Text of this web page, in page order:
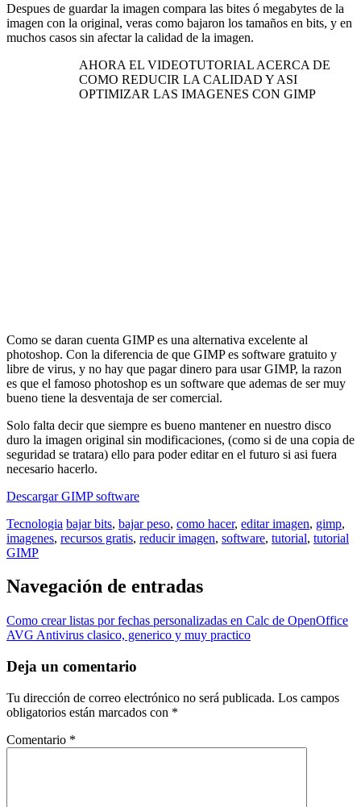
Despues de guardar la imagen compara las bites ó megabytes de la
imagen con la original, veras como bajaron los tamaños en bits, y en
muchos casos sin afectar la calidad de la imagen.
AHORA EL VIDEOTUTORIAL ACERCA DE
COMO REDUCIR LA CALIDAD Y ASI
OPTIMIZAR LAS IMAGENES CON GIMP
Como se daran cuenta GIMP es una alternativa excelente al
photoshop. Con la diferencia de que GIMP es software gratuito y
libre de virus, y no hay que pagar dinero para usar GIMP, la razon
es que el famoso photoshop es un software que ademas de ser muy
bueno tiene la desventaja de ser comercial.
Solo falta decir que siempre es bueno mantener en nuestro disco
duro la imagen original sin modificaciones, (como si de una copia de
seguridad se tratara) ello para poder editar en el futuro si asi fuera
necesario hacerlo.
Descargar GIMP software
Tecnologia bajar bits, bajar peso, como hacer, editar imagen, gimp,
imagenes, recursos gratis, reducir imagen, software, tutorial, tutorial
GIMP
Navegación de entradas
Como crear listas por fechas personalizadas en Calc de OpenOffice
AVG Antivirus clasico, generico y muy practico
Deja un comentario
Tu dirección de correo electrónico no será publicada. Los campos
obligatorios están marcados con *
Comentario *